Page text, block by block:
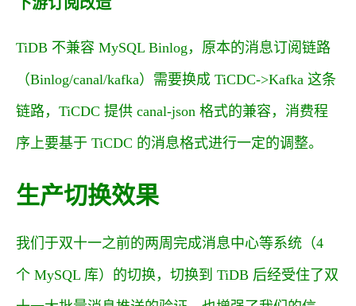
TiDB 不兼容 MySQL Binlog，原本的消息订阅链路
（Binlog/canal/kafka）需要换成 TiCDC->Kafka 这条
链路，TiCDC 提供 canal-json 格式的兼容，消费程
序上要基于 TiCDC 的消息格式进行一定的调整。
生产切换效果
我们于双十一之前的两周完成消息中心等系统（4
个 MySQL 库）的切换，切换到 TiDB 后经受住了双